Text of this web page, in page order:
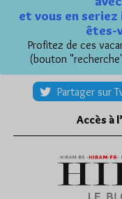
et vous en
êtes-
Profitez de ces
(bouton
Partager sur
Accès à